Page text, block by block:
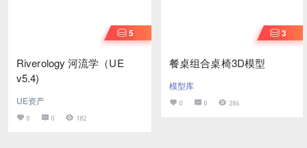
5
Riverology 河流学（UE
v5.4)
UE资产
0 0 182
3
餐桌组合桌椅3D模型
模型库
0 0 286